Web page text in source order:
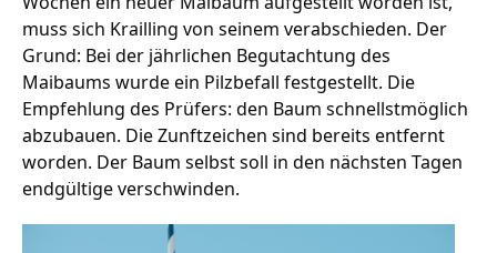
Newsreader
muss sich Krailling von seinem verabschieden. Der
Grund: Bei der jährlichen Begutachtung des
Maibaums wurde ein Pilzbefall festgestellt. Die
Empfehlung des Prüfers: den Baum schnellstmöglich
abzubauen. Die Zunftzeichen sind bereits entfernt
worden. Der Baum selbst soll in den nächsten Tagen
endgültige verschwinden.